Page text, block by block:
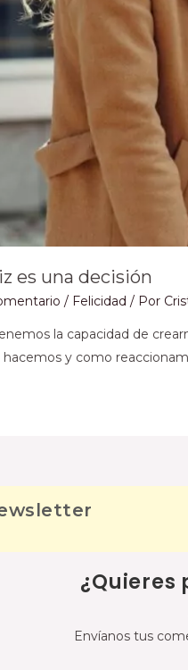
es una decisión
/ Felicidad / Por
la capacidad de
y como
¿Quieres
Envíanos tus